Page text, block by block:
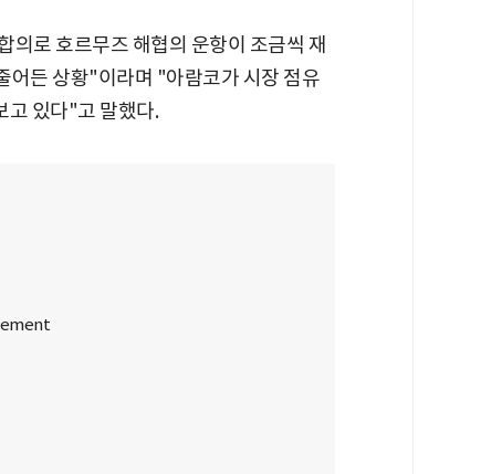
의로 호르무즈 해협의 운항이 조금씩 재
어든 상황"이라며 "아람코가 시장 점유
고 있다"고 말했다.